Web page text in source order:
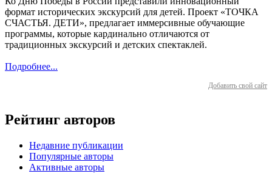
формат исторических экскурсий для детей. Проект «ТОЧКА
СЧАСТЬЯ. ДЕТИ», предлагает иммерсивные обучающие
программы, которые кардинально отличаются от
традиционных экскурсий и детских спектаклей.
Подробнее...
Добавить свой сайт
Рейтинг авторов
Недавние публикации
Популярные авторы
Активные авторы